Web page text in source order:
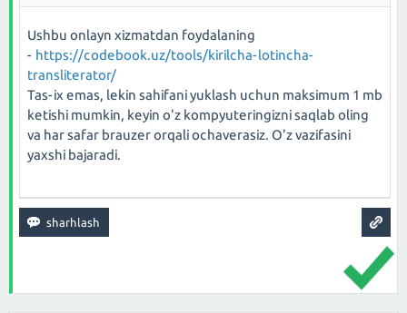
Ushbu onlayn xizmatdan foydalaning
- https://codebook.uz/tools/kirilcha-lotincha-
transliterator/
Tas-ix emas, lekin sahifani yuklash uchun maksimum 1 mb
ketishi mumkin, keyin o'z kompyuteringizni saqlab oling
va har safar brauzer orqali ochaverasiz. O'z vazifasini
yaxshi bajaradi.